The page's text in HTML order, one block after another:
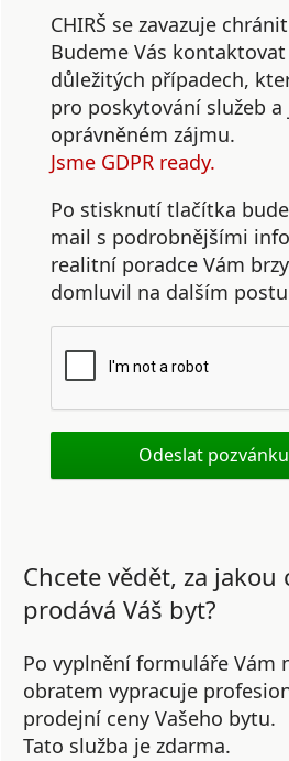
CHIRŠ se zavazuje
Budeme Vás
důležitých případech,
pro poskytování služeb a
oprávněném zájmu.
Jsme GDPR ready.
Po stisknutí tlačítka
mail s podrobnějšími
realitní poradce Vám
domluvil na dalším
Chcete vědět, za jakou
prodává Váš byt?
Po vyplnění formuláře Vám
obratem vypracuje
prodejní ceny Vašeho bytu.
Tato služba je zdarma.